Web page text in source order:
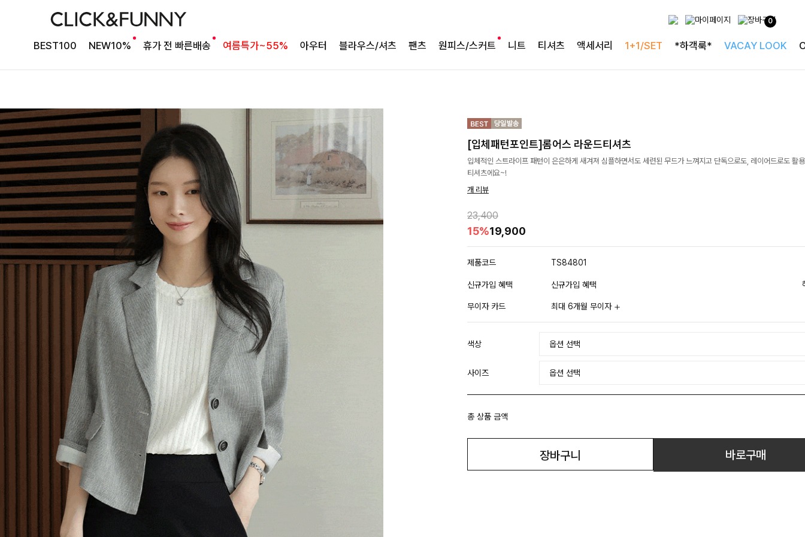
0
BEST100 NEW10% 휴가 전 빠른배송 여름특가~55% 아우터 블라우스/셔츠 팬츠 원피스/스커트 니트 티셔츠 액세서리 1+1/SET *하객룩* VACAY LOOK
[입체패턴포인트]롬어스 라운드티셔츠
입체적인 스트라이프 패턴이 은은하게 새겨져 심플하면서도 세련된 무드가 느껴지고 단독으로도, 레이어드로도 활
티셔츠에요~!
개 리뷰
23,400
15%19,900
제품코드 TS84801
신규가입 혜택 신규가입 혜택
무이자 카드 최대 6개월 무이자
색상
사이즈
총 상품 금액
장바구니 바로구매